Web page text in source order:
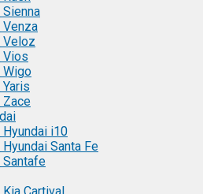
Sienna
Venza
Veloz
Vios
Wigo
Yaris
Zace
Hyundai i10
Hyundai Santa Fe
Santafe